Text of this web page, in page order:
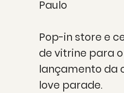
Paulo
Pop-in store e
de vitrine para o
lançamento da
love parade.